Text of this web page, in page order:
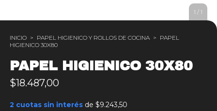
1 / 1
INICIO > PAPEL HIGIENICO Y ROLLOS DE COCINA > PAPEL
HIGIENICO 30X80
PAPEL HIGIENICO 30X80
$18.487,00
2 cuotas sin interés de $9.243,50